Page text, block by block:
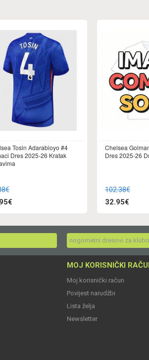
Tosin Adarabioyo #4
Dres 2025-26 Kratak
Chelsea
Dres 2025-26
102.38€
32.95€
nogometni dresovi za
MOJ KORISNIČKI
Moj korisnički račun
Povijest narudžbi
Lista želja
Newsletter